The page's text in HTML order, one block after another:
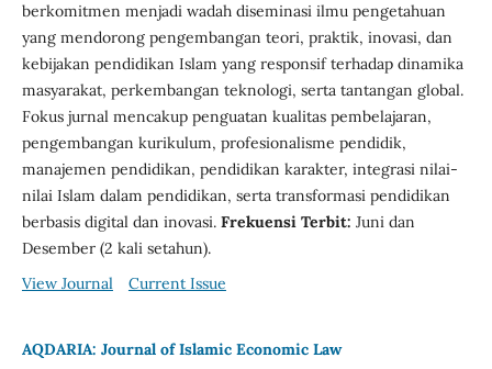
berkomitmen menjadi wadah diseminasi ilmu pengetahuan
yang mendorong pengembangan teori, praktik, inovasi, dan
kebijakan pendidikan Islam yang responsif terhadap dinamika
masyarakat, perkembangan teknologi, serta tantangan global.
Fokus jurnal mencakup penguatan kualitas pembelajaran,
pengembangan kurikulum, profesionalisme pendidik,
manajemen pendidikan, pendidikan karakter, integrasi nilai-
nilai Islam dalam pendidikan, serta transformasi pendidikan
berbasis digital dan inovasi. Frekuensi Terbit: Juni dan
Desember (2 kali setahun).
View Journal
Current Issue
AQDARIA: Journal of Islamic Economic Law